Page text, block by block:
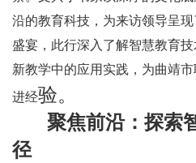
沿的教育科技，为来访领导呈
盛宴，此行深入了解智慧教育
新教学中的应用实践，为曲靖
进经验。
聚焦前沿：探索
径